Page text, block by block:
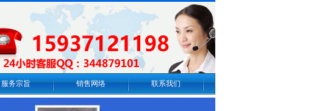
服务宗旨 销售网络 联系我们